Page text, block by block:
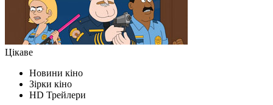
Цікаве
Новини кіно
Зірки кіно
HD Трейлери